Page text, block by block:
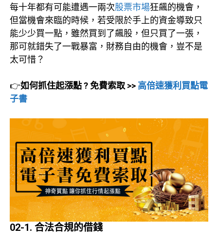
每十年都有可能遭遇一兩次股票市場狂飆的機會，
但當機會來臨的時候，若受限於手上的資金導致只
能少少買一點，雖然買到了飆股，但只買了一張，
那可就錯失了一戰暴富，財務自由的機會，豈不是
太可惜？
👉如何抓住起漲點 ? 免費索取 >> 高倍速獲利買點電
子書
02-1. 合法合規的借錢